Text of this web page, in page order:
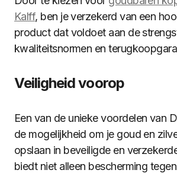
Kalff, ben je verzekerd van een
product dat voldoet aan de
kwaliteitsnormen en
Veiligheid voorop
Een van de unieke voordelen van
de mogelijkheid om je goud en
opslaan in beveiligde en
biedt niet alleen bescherming